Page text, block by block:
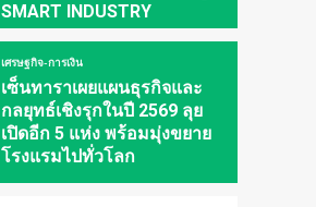
SMART INDUSTRY
เศรษฐกิจ-การเงิน
เซ็นทาราเผยแผนธุรกิจและ
กลยุทธ์เชิงรุกในปี 2569 ลุย
เปิดอีก 5 แห่ง พร้อมมุ่งขยาย
โรงแรมไปทั่วโลก